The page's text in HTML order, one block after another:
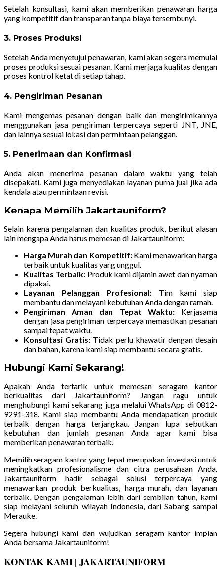
Setelah konsultasi, kami akan memberikan penawaran harga
yang kompetitif dan transparan tanpa biaya tersembunyi.
3. Proses Produksi
Setelah Anda menyetujui penawaran, kami akan segera memulai
proses produksi sesuai pesanan. Kami menjaga kualitas dengan
proses kontrol ketat di setiap tahap.
4. Pengiriman Pesanan
Kami mengemas pesanan dengan baik dan mengirimkannya
menggunakan jasa pengiriman terpercaya seperti JNT, JNE,
dan lainnya sesuai lokasi dan permintaan pelanggan.
5. Penerimaan dan Konfirmasi
Anda akan menerima pesanan dalam waktu yang telah
disepakati. Kami juga menyediakan layanan purna jual jika ada
kendala atau permintaan revisi.
Kenapa Memilih Jakartauniform?
Selain karena pengalaman dan kualitas produk, berikut alasan
lain mengapa Anda harus memesan di Jakartauniform:
Harga Murah dan Kompetitif:Kami menawarkan harga
terbaik untuk kualitas yang unggul.
Kualitas Terbaik: Produk kami dijamin awet dan nyaman
dipakai.
Layanan Pelanggan Profesional: Tim kami siap
membantu dan melayani kebutuhan Anda dengan ramah.
Pengiriman Aman dan Tepat Waktu:Kerjasama
dengan jasa pengiriman terpercaya memastikan pesanan
sampai tepat waktu.
Konsultasi Gratis: Tidak perlu khawatir dengan desain
dan bahan, karena kami siap membantu secara gratis.
Hubungi Kami Sekarang!
Apakah Anda tertarik untuk memesan seragam kantor
berkualitas dari Jakartauniform? Jangan ragu untuk
menghubungi kami sekarang juga melalui WhatsApp di 0812-
9291-318. Kami siap membantu Anda mendapatkan produk
terbaik dengan harga terjangkau. Jangan lupa sebutkan
kebutuhan dan jumlah pesanan Anda agar kami bisa
memberikan penawaran terbaik.
Memilih seragam kantor yang tepat merupakan investasi untuk
meningkatkan profesionalisme dan citra perusahaan Anda.
Jakartauniform hadir sebagai solusi terpercaya yang
menawarkan produk berkualitas, harga murah, dan layanan
terbaik. Dengan pengalaman lebih dari sembilan tahun, kami
siap melayani seluruh wilayah Indonesia, dari Sabang sampai
Merauke.
Segera hubungi kami dan wujudkan seragam kantor impian
Anda bersama Jakartauniform!
KONTAK KAMI | JAKARTAUNIFORM